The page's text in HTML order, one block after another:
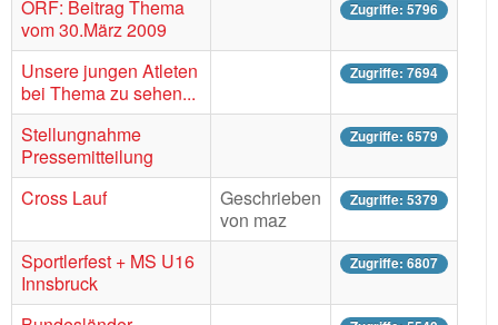
ORF: Beitrag Thema
vom 30.März 2009
Zugriffe: 5796
Unsere jungen Atleten
bei Thema zu sehen...
Zugriffe: 7694
Stellungnahme
Pressemitteilung
Zugriffe: 6579
Cross Lauf
Geschrieben
von maz
Zugriffe: 5379
Sportlerfest + MS U16
Innsbruck
Zugriffe: 6807